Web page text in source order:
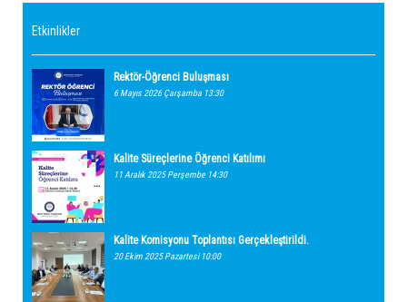
Etkinlikler
Rektör-Öğrenci Buluşması
6 Mayıs 2026 Çarşamba 13:30
Kalite Süreçlerine Öğrenci Katılımı
11 Aralık 2025 Perşembe 14:30
Kalite Komisyonu Toplantısı Gerçekleştirildi.
20 Ekim 2025 Pazartesi 10:00